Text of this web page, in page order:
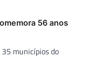
56 anos
municípios do